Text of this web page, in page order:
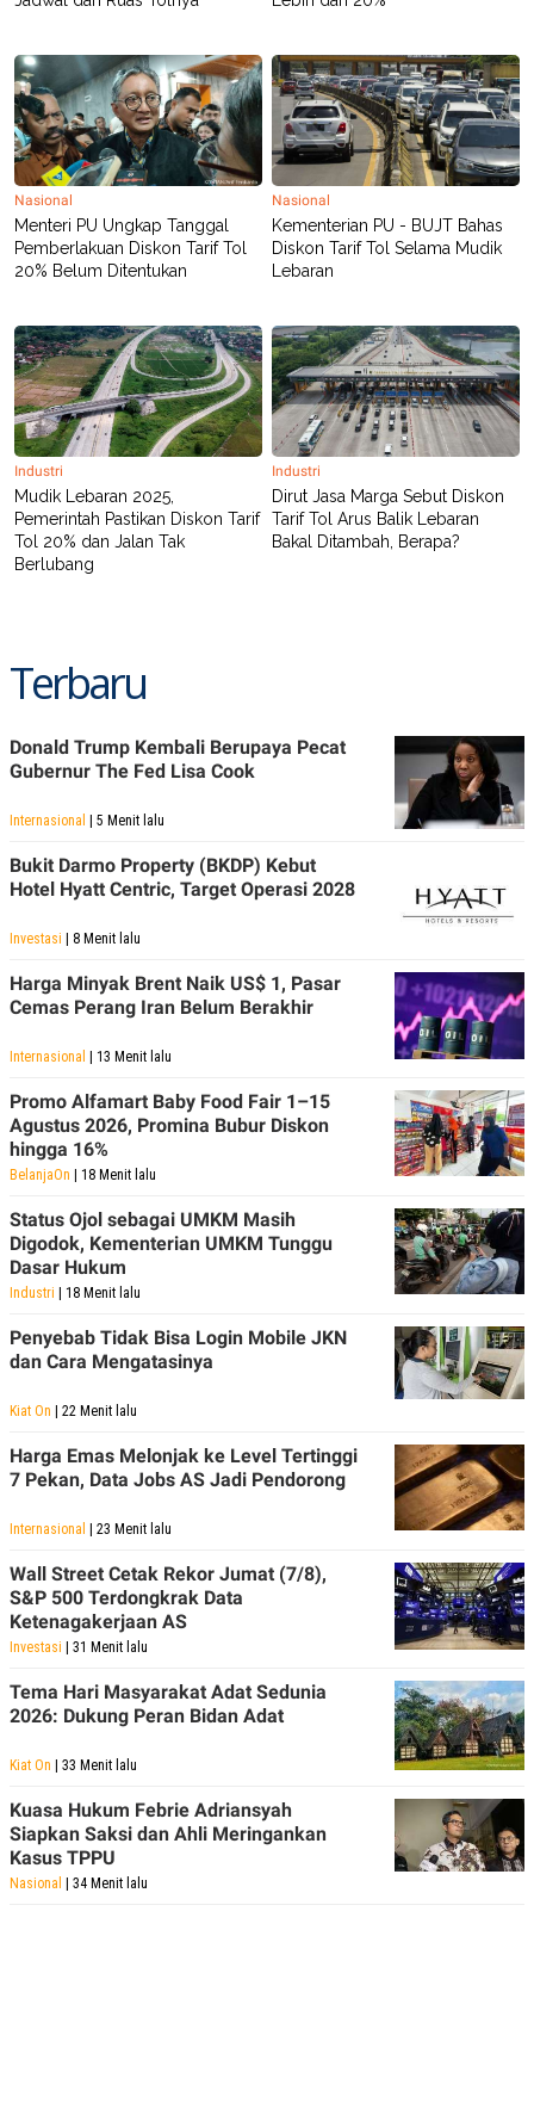
Nasional
Menteri PU Ungkap Tanggal
Pemberlakuan Diskon Tarif Tol
20% Belum Ditentukan
Nasional
Kementerian PU - BUJT Bahas
Diskon Tarif Tol Selama Mudik
Lebaran
Industri
Mudik Lebaran 2025,
Pemerintah Pastikan Diskon Tarif
Tol 20% dan Jalan Tak
Berlubang
Industri
Dirut Jasa Marga Sebut Diskon
Tarif Tol Arus Balik Lebaran
Bakal Ditambah, Berapa?
Terbaru
Donald Trump Kembali Berupaya Pecat
Gubernur The Fed Lisa Cook
Internasional | 5 Menit lalu
Bukit Darmo Property (BKDP) Kebut
Hotel Hyatt Centric, Target Operasi 2028
Investasi | 8 Menit lalu
Harga Minyak Brent Naik US$ 1, Pasar
Cemas Perang Iran Belum Berakhir
Internasional | 13 Menit lalu
Promo Alfamart Baby Food Fair 1–15
Agustus 2026, Promina Bubur Diskon
hingga 16%
BelanjaOn | 18 Menit lalu
Status Ojol sebagai UMKM Masih
Digodok, Kementerian UMKM Tunggu
Dasar Hukum
Industri | 18 Menit lalu
Penyebab Tidak Bisa Login Mobile JKN
dan Cara Mengatasinya
Kiat On | 22 Menit lalu
Harga Emas Melonjak ke Level Tertinggi
7 Pekan, Data Jobs AS Jadi Pendorong
Internasional | 23 Menit lalu
Wall Street Cetak Rekor Jumat (7/8),
S&P 500 Terdongkrak Data
Ketenagakerjaan AS
Investasi | 31 Menit lalu
Tema Hari Masyarakat Adat Sedunia
2026: Dukung Peran Bidan Adat
Kiat On | 33 Menit lalu
Kuasa Hukum Febrie Adriansyah
Siapkan Saksi dan Ahli Meringankan
Kasus TPPU
Nasional | 34 Menit lalu